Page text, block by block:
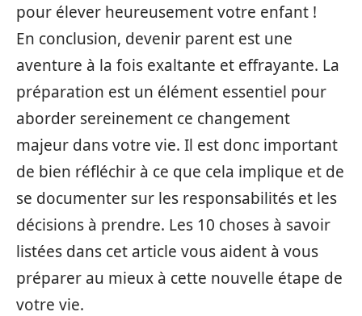
pour élever heureusement votre enfant !
En conclusion, devenir parent est une
aventure à la fois exaltante et effrayante. La
préparation est un élément essentiel pour
aborder sereinement ce changement
majeur dans votre vie. Il est donc important
de bien réfléchir à ce que cela implique et de
se documenter sur les responsabilités et les
décisions à prendre. Les 10 choses à savoir
listées dans cet article vous aident à vous
préparer au mieux à cette nouvelle étape de
votre vie.